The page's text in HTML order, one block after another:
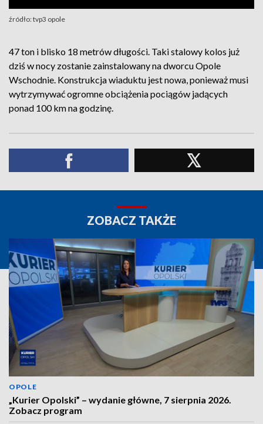
źródło: tvp3 opole
47 ton i blisko 18 metrów długości. Taki stalowy kolos już
dziś w nocy zostanie zainstalowany na dworcu Opole
Wschodnie. Konstrukcja wiaduktu jest nowa, ponieważ musi
wytrzymywać ogromne obciążenia pociągów jadących
ponad 100 km na godzinę.
ZOBACZ TAKŻE
OPOLE
„Kurier Opolski” – wydanie główne, 7 sierpnia 2026.
Zobacz program